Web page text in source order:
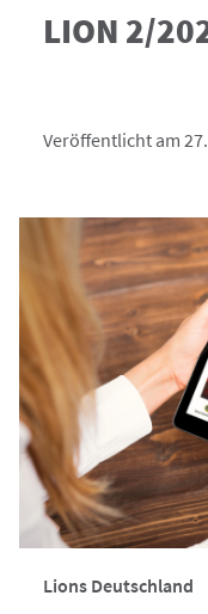
LION 2/
Veröffentlicht am
Lions Deutschland